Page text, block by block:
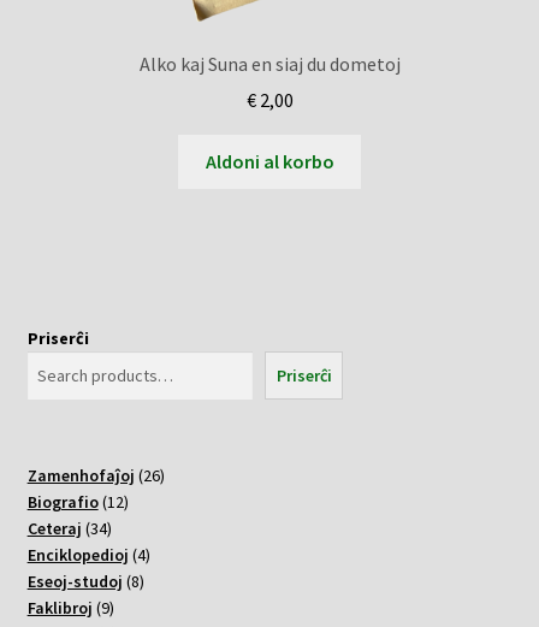
Alko kaj Suna en siaj du dometoj
€2,00
Aldoni al korbo
Priserĉi
Priserĉi
Zamenhofaĵoj 2626
Biografio 1212
Ceteraj 3434
varoj
Enciklopedioj 44
Eseoj-studoj 88
Faklibroj 99